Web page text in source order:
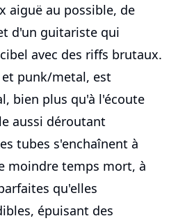
aiguë au possible, de
d'un guitariste qui
avec des riffs brutaux.
punk/metal, est
bien plus qu'à l'écoute
aussi déroutant
tubes s'enchaînent à
moindre temps mort, à
qu'elles
épuisant des